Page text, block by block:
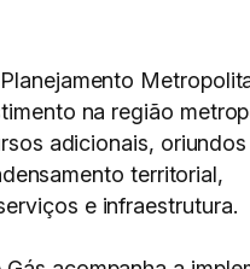
na região
adicionais,
territorial,
e infraestrutura.